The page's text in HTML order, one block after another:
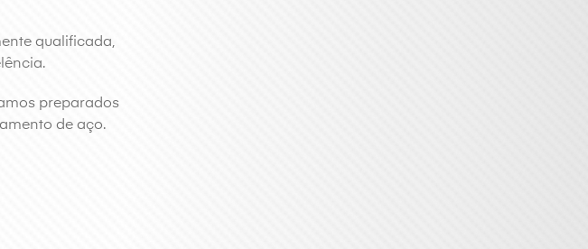
qualificada,
preparados
de aço.